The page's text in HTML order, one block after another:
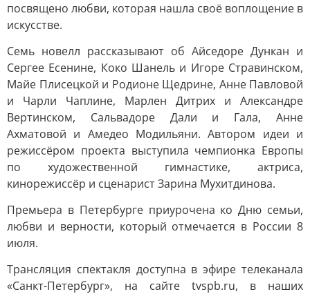
посвящено любви, которая нашла своё воплощение в
искусстве.
Семь новелл рассказывают об Айседоре Дункан и
Сергее Есенине, Коко Шанель и Игоре Стравинском,
Майе Плисецкой и Родионе Щедрине, Анне Павловой
и Чарли Чаплине, Марлен Дитрих и Александре
Вертинском, Сальвадоре Дали и Гала, Анне
Ахматовой и Амедео Модильяни. Автором идеи и
режиссёром проекта выступила чемпионка Европы
по художественной гимнастике, актриса,
кинорежиссёр и сценарист Зарина Мухитдинова.
Премьера в Петербурге приурочена ко Дню семьи,
любви и верности, который отмечается в России 8
июля.
Трансляция спектакля доступна в эфире телеканала
«Санкт-Петербург», на сайте tvspb.ru, в наших